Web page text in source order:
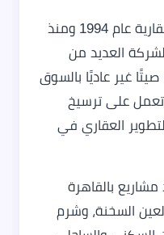
فقد تأسست الأهلي صبور العقارية عام 1994 ومنذ
العديد من
غير عاديًا بالسوق
تعمل على ترسيخ
العقاري في
بالقاهرة
السخنة، وشرم